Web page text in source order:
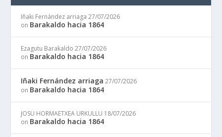
Iñaki Fernández arriaga 27/07/2026
on Barakaldo hacia 1864
Ezagutu Barakaldo 27/07/2026
on Barakaldo hacia 1864
Iñaki Fernández arriaga 27/07/2026
on Barakaldo hacia 1864
JOSU HORMAETXEA URKULLU 18/07/2026
on Barakaldo hacia 1864